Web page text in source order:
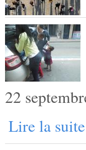
22
Lire la suite